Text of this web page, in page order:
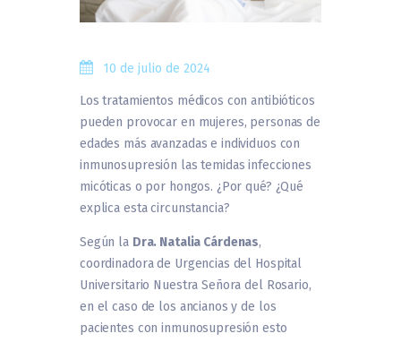
10 de julio de 2024
Los tratamientos médicos con antibióticos
pueden provocar en mujeres, personas de
edades más avanzadas e individuos con
inmunosupresión las temidas infecciones
micóticas o por hongos. ¿Por qué? ¿Qué
explica esta circunstancia?
Según la Dra. Natalia Cárdenas,
coordinadora de Urgencias del Hospital
Universitario Nuestra Señora del Rosario,
en el caso de los ancianos y de los
pacientes con inmunosupresión esto